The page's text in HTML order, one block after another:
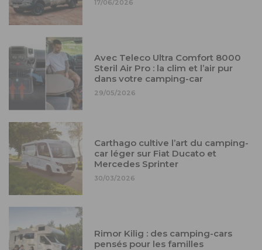
17/06/2026
Avec Teleco Ultra Comfort 8000
Steril Air Pro : la clim et l’air pur
dans votre camping-car
29/05/2026
Carthago cultive l’art du camping-
car léger sur Fiat Ducato et
Mercedes Sprinter
30/03/2026
Rimor Kilig : des camping-cars
pensés pour les familles